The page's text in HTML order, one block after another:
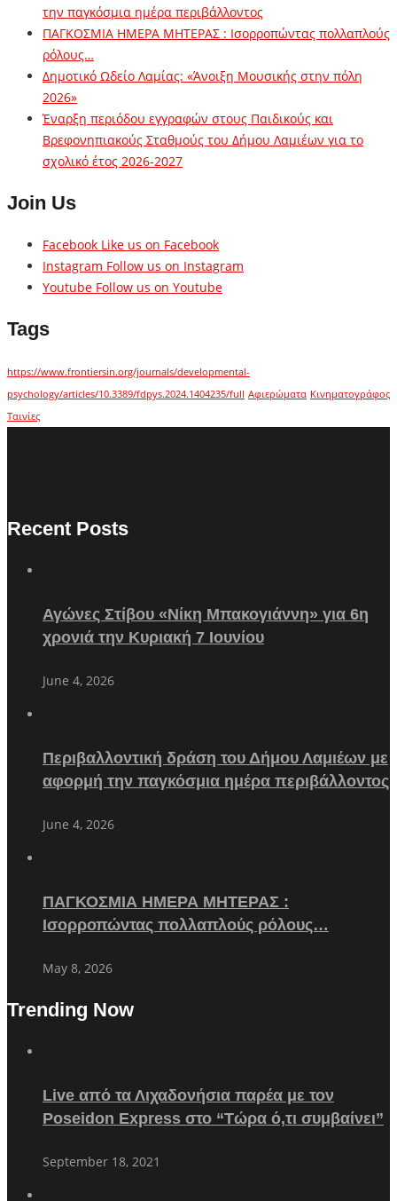
την παγκόσμια ημέρα περιβάλλοντος
ΠΑΓΚΟΣΜΙΑ ΗΜΕΡΑ ΜΗΤΕΡΑΣ : Ισορροπώντας πολλαπλούς
ρόλους…
Δημοτικό Ωδείο Λαμίας: «Άνοιξη Μουσικής στην πόλη
2026»
Έναρξη περιόδου εγγραφών στους Παιδικούς και
Βρεφονηπιακούς Σταθμούς του Δήμου Λαμιέων για το
σχολικό έτος 2026-2027
Join Us
Facebook Like us on Facebook
Instagram Follow us on Instagram
Youtube Follow us on Youtube
Tags
https://www.frontiersin.org/journals/developmental-
psychology/articles/10.3389/fdpys.2024.1404235/full Αφιερώματα Κινηματογράφος
Ταινίες
Recent Posts
Αγώνες Στίβου «Νίκη Μπακογιάννη» για 6η
χρονιά την Κυριακή 7 Ιουνίου
June 4, 2026
Περιβαλλοντική δράση του Δήμου Λαμιέων με
αφορμή την παγκόσμια ημέρα περιβάλλοντος
June 4, 2026
ΠΑΓΚΟΣΜΙΑ ΗΜΕΡΑ ΜΗΤΕΡΑΣ :
Ισορροπώντας πολλαπλούς ρόλους…
May 8, 2026
Trending Now
Live από τα Λιχαδονήσια παρέα με τον
Poseidon Express στο “Τώρα ό,τι συμβαίνει”
September 18, 2021